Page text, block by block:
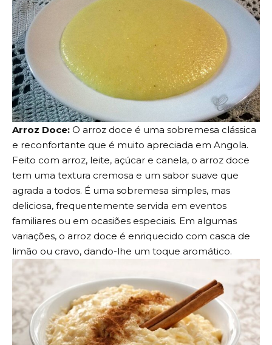
Arroz Doce: O arroz doce é uma sobremesa clássica
e reconfortante que é muito apreciada em Angola.
Feito com arroz, leite, açúcar e canela, o arroz doce
tem uma textura cremosa e um sabor suave que
agrada a todos. É uma sobremesa simples, mas
deliciosa, frequentemente servida em eventos
familiares ou em ocasiões especiais. Em algumas
variações, o arroz doce é enriquecido com casca de
limão ou cravo, dando-lhe um toque aromático.